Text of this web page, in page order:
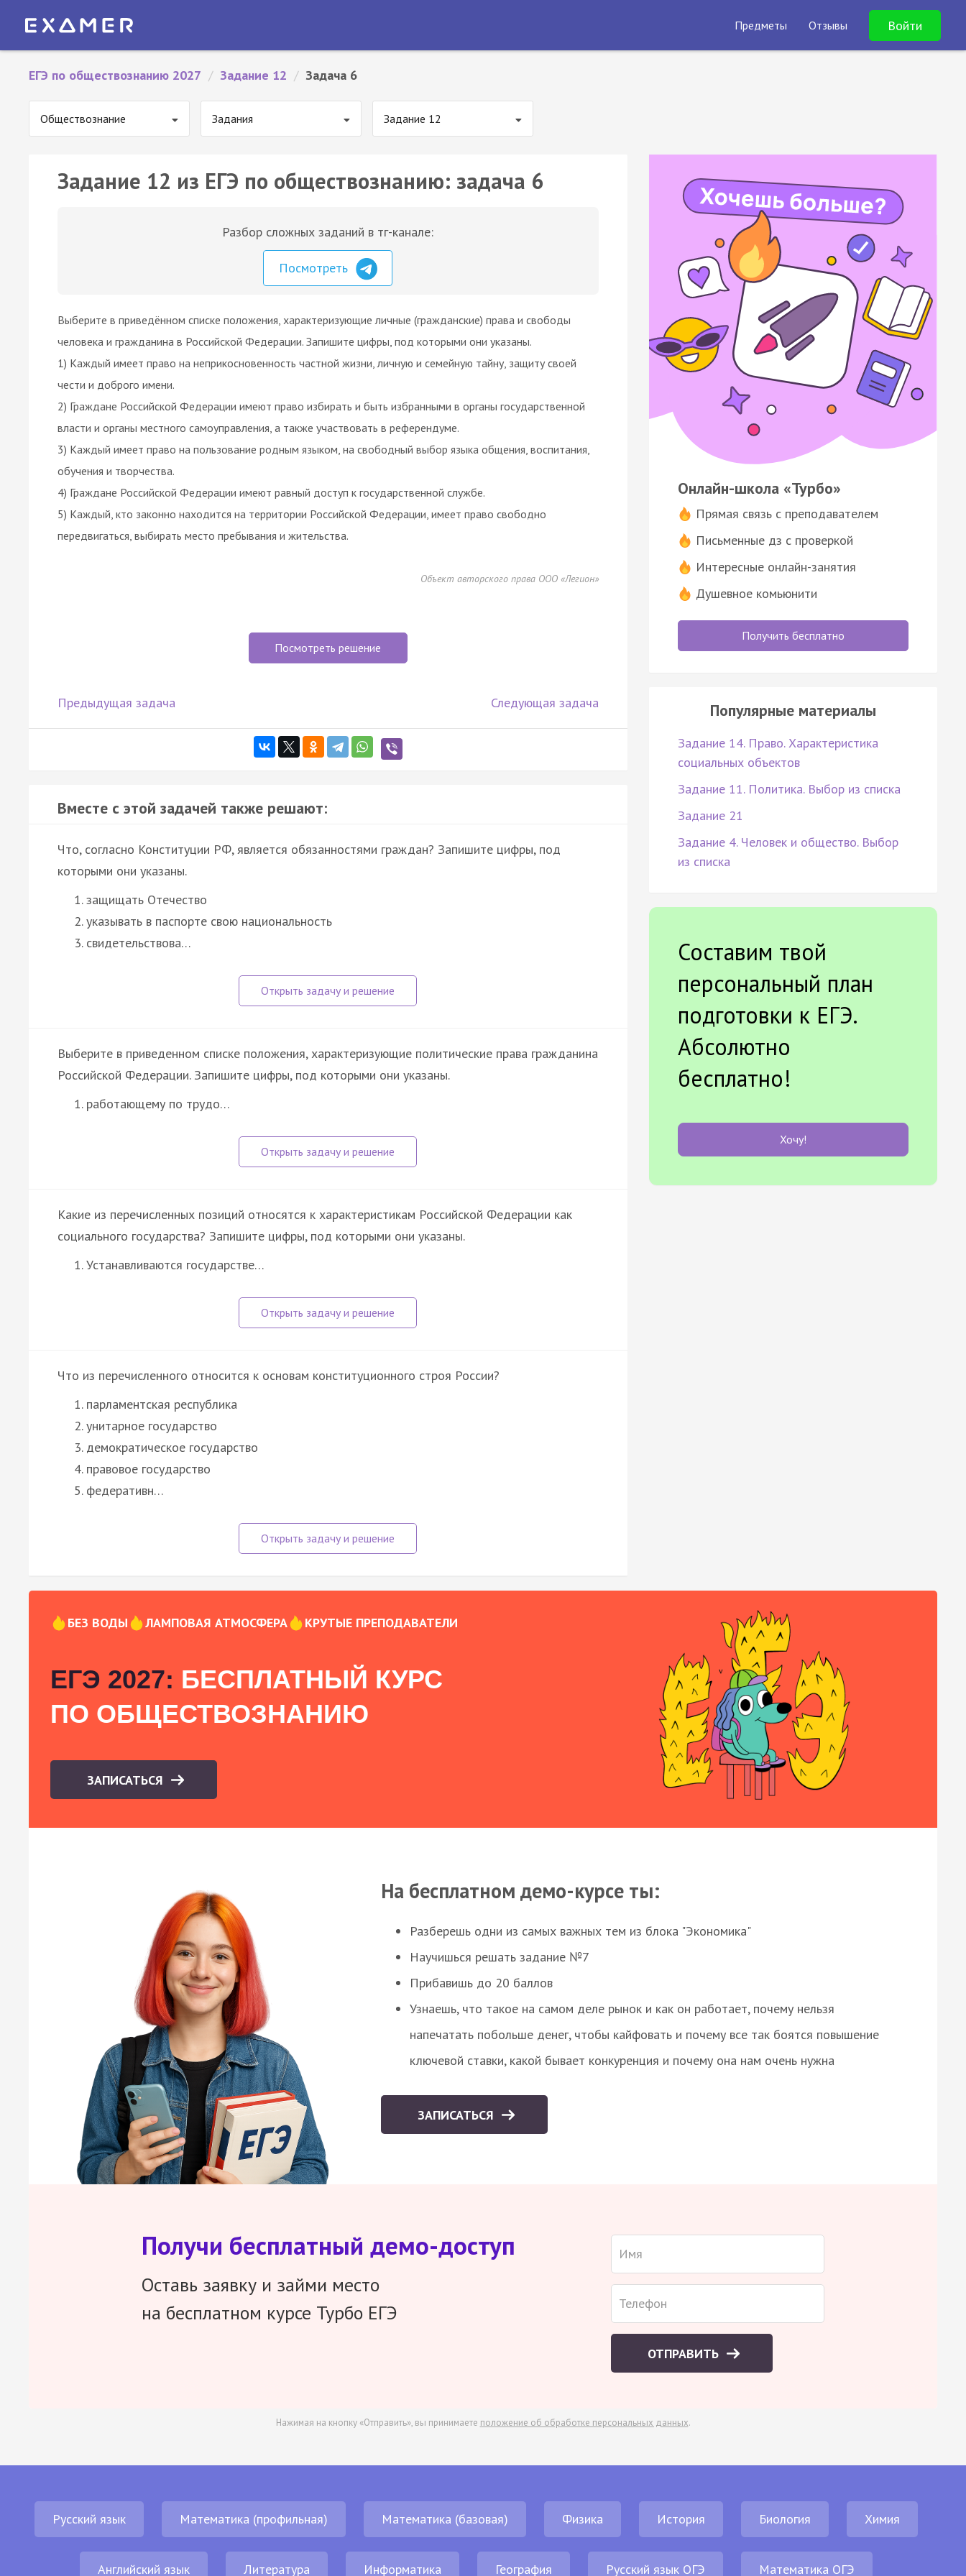
Предметы Отзывы Войти
ЕГЭ по обществознанию 2027 / Задание 12 / Задача 6
Обществознание Задания Задание 12
Задание 12 из ЕГЭ по обществознанию: задача 6
Разбор сложных заданий в тг-канале:
Посмотреть
Выберите в приведённом списке положения, характеризующие личные (гражданские) права и свободы
человека и гражданина в Российской Федерации. Запишите цифры, под которыми они указаны.
1) Каждый имеет право на неприкосновенность частной жизни, личную и семейную тайну, защиту своей
чести и доброго имени.
2) Граждане Российской Федерации имеют право избирать и быть избранными в органы государственной
власти и органы местного самоуправления, а также участвовать в референдуме.
3) Каждый имеет право на пользование родным языком, на свободный выбор языка общения, воспитания,
обучения и творчества.
4) Граждане Российской Федерации имеют равный доступ к государственной службе.
5) Каждый, кто законно находится на территории Российской Федерации, имеет право свободно
передвигаться, выбирать место пребывания и жительства.
Объект авторского права ООО «Легион»
Посмотреть решение
Предыдущая задача Следующая задача
Вместе с этой задачей также решают:
Что, согласно Конституции РФ, является обязанностями граждан? Запишите цифры, под
которыми они указаны.
защищать Отечество
указывать в паспорте свою национальность
свидетельствова…
Выберите в приведенном списке положения, характеризующие политические права гражданина
Российской Федерации. Запишите цифры, под которыми они указаны.
работающему по трудо…
Какие из перечисленных позиций относятся к характеристикам Российской Федерации как
социального государства? Запишите цифры, под которыми они указаны.
Устанавливаются государстве…
Что из перечисленного относится к основам конституционного строя России?
парламентская республика
унитарное государство
демократическое государство
правовое государство
федеративн…
Онлайн-школа «Турбо»
Прямая связь с преподавателем
Письменные дз с проверкой
Интересные онлайн-занятия
Душевное комьюнити
Получить бесплатно
Популярные материалы
Задание 14. Право. Характеристика
социальных объектов
Задание 11. Политика. Выбор из списка
Задание 21
Задание 4. Человек и общество. Выбор
из списка
Составим твой
персональный план
подготовки к ЕГЭ.
Абсолютно
бесплатно!
Хочу!
БЕЗ ВОДЫ ЛАМПОВАЯ АТМОСФЕРА КРУТЫЕ ПРЕПОДАВАТЕЛИ
ЕГЭ 2027: БЕСПЛАТНЫЙ КУРС
ПО ОБЩЕСТВОЗНАНИЮ
ЗАПИСАТЬСЯ
На бесплатном демо-курсе ты:
Разберешь одни из самых важных тем из блока "Экономика"
Научишься решать задание №7
Прибавишь до 20 баллов
Узнаешь, что такое на самом деле рынок и как он работает, почему нельзя
напечатать побольше денег, чтобы кайфовать и почему все так боятся повышение
ключевой ставки, какой бывает конкуренция и почему она нам очень нужна
ЗАПИСАТЬСЯ
Получи бесплатный демо-доступ
Оставь заявку и займи место
на бесплатном курсе Турбо ЕГЭ
ОТПРАВИТЬ
Нажимая на кнопку «Отправить», вы принимаете положение об обработке персональных данных.
Русский язык Математика (профильная) Математика (базовая) Физика История Биология Химия
Английский язык Литература Информатика География Русский язык ОГЭ Математика ОГЭ